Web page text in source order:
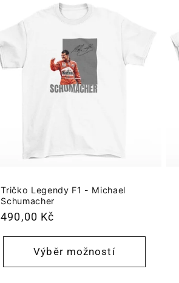
Tričko Legendy F1 - Michael
Schumacher
Běžná
490,00 Kč
Výběr možností